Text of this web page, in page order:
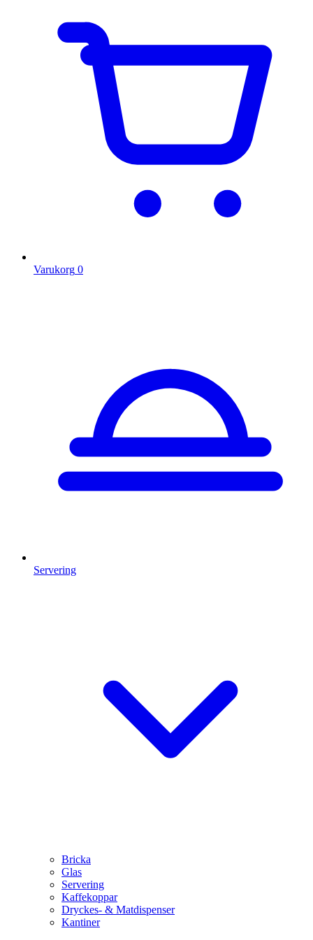
Varukorg 0
Servering
Bricka
Glas
Servering
Kaffekoppar
Dryckes- & Matdispenser
Kantiner